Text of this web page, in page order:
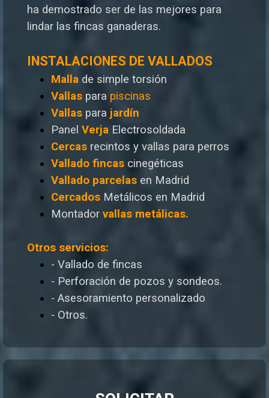
ha demostrado ser de las mejores para
lindar las fincas ganaderas.
INSTALACIONES DE VALLADOS
Malla de simple torsión
Vallas para piscinas
Vallas para jardín
Panel Verja Electrosoldada
Cercas recintos y vallas para perros
Vallado fincas cinegéticas
Vallado parcelas en Madrid
Cercados Metálicos en Madrid
Montador vallas metálicas.
Otros servicios:
- Vallado de fincas
- Perforación de pozos y sondeos.
- Asesoramiento personalizado
- Otros.